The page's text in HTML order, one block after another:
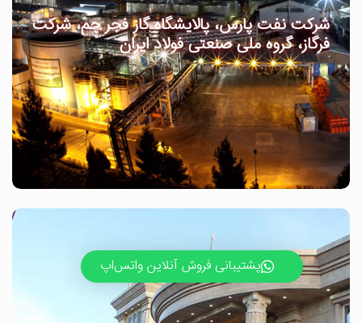
شرکت نفت پارس، پالایشگاه گاز فجر جم، شرکت
فرگاز، گروه ملی صنعتی فولاد ایران
پشتیبانی فروش آنلاین واتس‌اپ